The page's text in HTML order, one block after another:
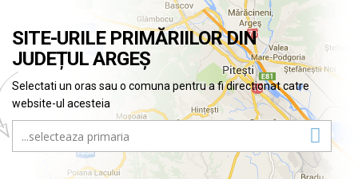
SITE-URILE PRIMĂRIILOR DIN
JUDEȚUL ARGEȘ
Selectati un oras sau o comuna pentru a fi directionat catre
website-ul acesteia